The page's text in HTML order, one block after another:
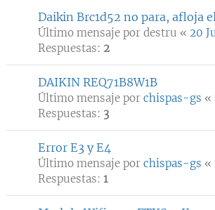
Daikin Brc1d52 no para, afloja
Último mensaje por destru « 20
Respuestas: 2
DAIKIN REQ71B8W1B
Último mensaje por chispas-gs «
Respuestas: 3
Error E3 y E4
Último mensaje por chispas-gs «
Respuestas: 1